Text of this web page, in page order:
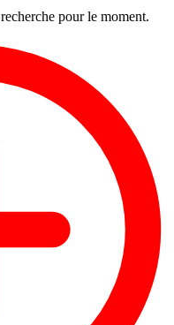
pour le moment.